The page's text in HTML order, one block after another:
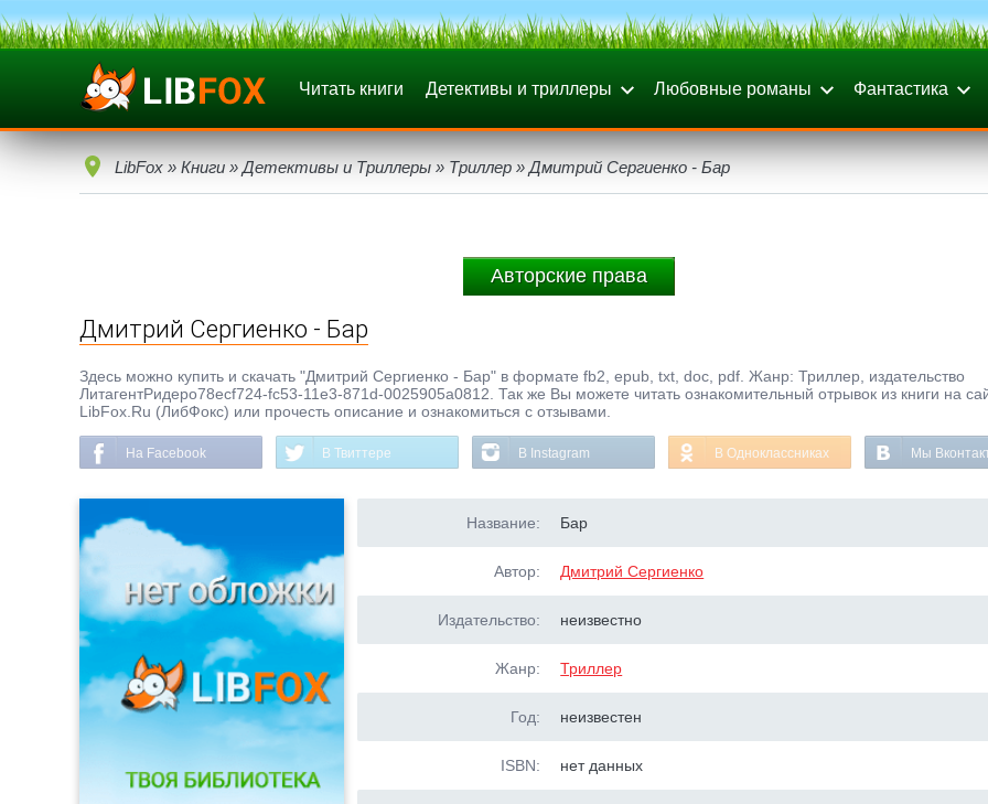
Читать книги Детективы и триллеры Любовные романы Фантастика
LibFox » Книги » Детективы и Триллеры » Триллер » Дмитрий Сергиенко - Бар
Авторские права
Дмитрий Сергиенко - Бар
Здесь можно купить и скачать "Дмитрий Сергиенко - Бар" в формате fb2, epub, txt, doc, pdf. Жанр: Триллер, издательство
ЛитагентРидеро78ecf724-fc53-11e3-871d-0025905a0812. Так же Вы можете читать ознакомительный отрывок из книги на
LibFox.Ru (ЛибФокс) или прочесть описание и ознакомиться с отзывами.
На Facebook В Твиттере В Instagram В Одноклассниках Мы
Название: Бар
Автор: Дмитрий Сергиенко
Издательство: неизвестно
Жанр: Триллер
Год: неизвестен
ISBN: нет данных